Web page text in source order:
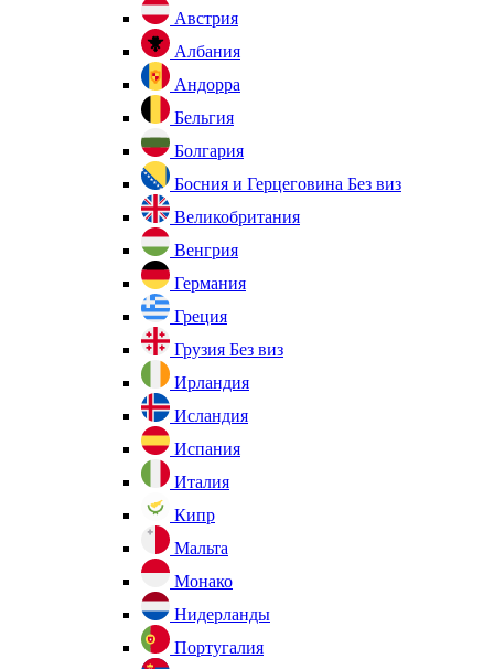
Австрия
Албания
Андорра
Бельгия
Болгария
Босния и Герцеговина Без виз
Великобритания
Венгрия
Германия
Греция
Грузия Без виз
Ирландия
Исландия
Испания
Италия
Кипр
Мальта
Монако
Нидерланды
Португалия